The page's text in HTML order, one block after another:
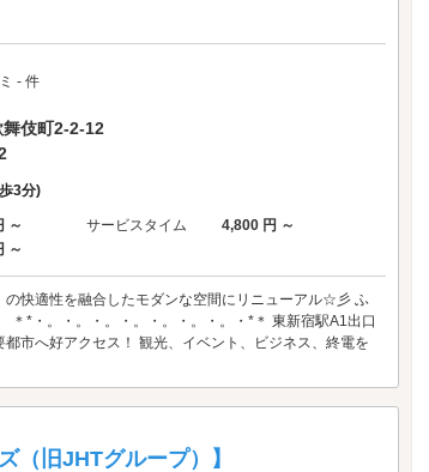
- 件
伎町2-2-12
3分)
～ サービスタイム
4,800 円 ～
～
快適性を融合したモダンな空間にリニューアル☆彡 ふ
＊*・。・。・。・。・。・。・。・*＊ 東新宿駅A1出口
市へ好アクセス！ 観光、イベント、ビジネス、終電を
（旧JHTグループ）】